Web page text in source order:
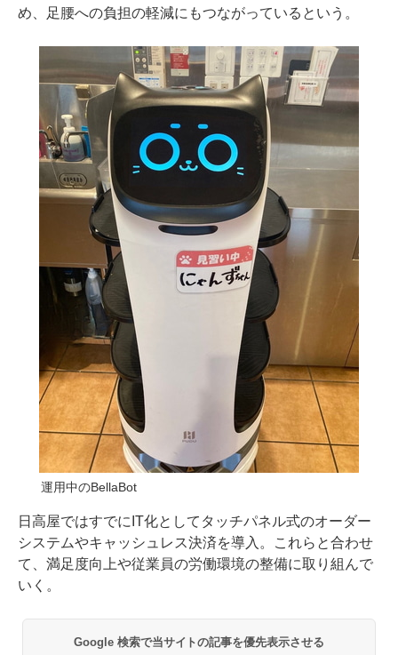
め、足腰への負担の軽減にもつながっているという。
運用中のBellaBot
日高屋ではすでにIT化としてタッチパネル式のオーダー
システムやキャッシュレス決済を導入。これらと合わせ
て、満足度向上や従業員の労働環境の整備に取り組んで
いく。
Google 検索で当サイトの記事を優先表示させる